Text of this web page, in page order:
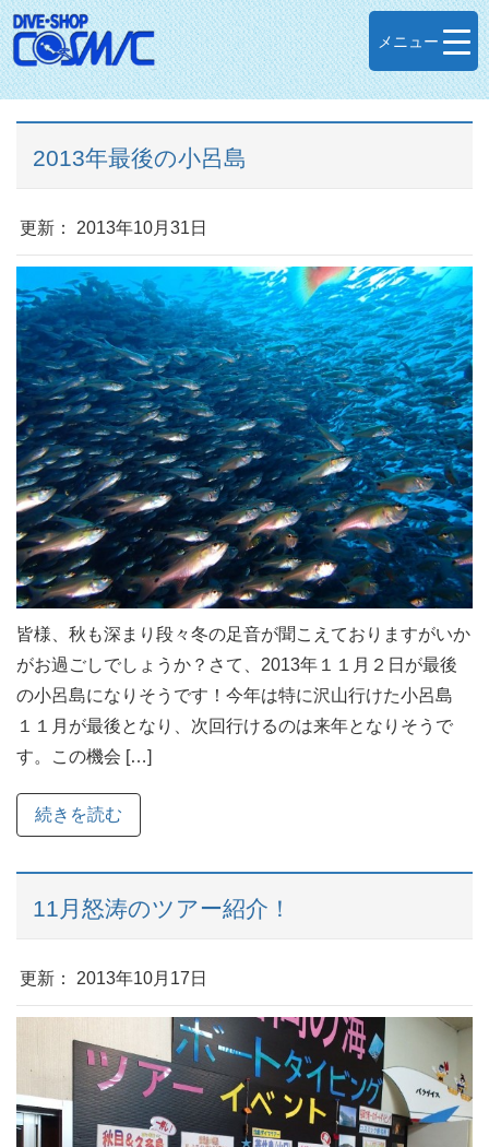
メニュー
2013年最後の小呂島
更新： 2013年10月31日
皆様、秋も深まり段々冬の足音が聞こえておりますがいか
がお過ごしでしょうか？さて、2013年１１月２日が最後
の小呂島になりそうです！今年は特に沢山行けた小呂島
１１月が最後となり、次回行けるのは来年となりそうで
す。この機会 […]
続きを読む
11月怒涛のツアー紹介！
更新： 2013年10月17日